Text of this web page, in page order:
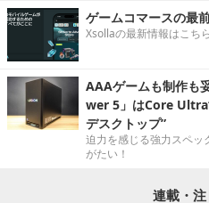
ゲームコマースの最
Xsollaの最新情報はこち
AAAゲームも制作も
wer 5」はCore Ultra
デスクトップ”
迫力を感じる強力スペッ
がたい！
連載・